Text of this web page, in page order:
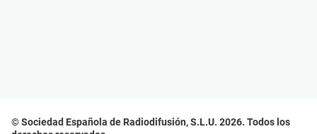
© Sociedad Española de Radiodifusión, S.L.U. 2026. Todos los